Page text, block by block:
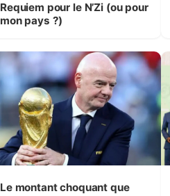
Requiem pour le N’Zi (ou pour
mon pays ?)
Le montant choquant que